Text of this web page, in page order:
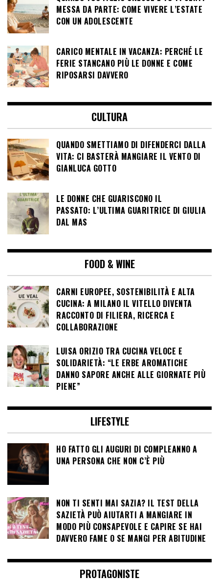
MESSA DA PARTE: COME VIVERE L’ESTATE
CON UN ADOLESCENTE
CARICO MENTALE IN VACANZA: PERCHÉ LE
FERIE STANCANO PIÙ LE DONNE E COME
RIPOSARSI DAVVERO
CULTURA
QUANDO SMETTIAMO DI DIFENDERCI DALLA
VITA: CI BASTERÀ MANGIARE IL VENTO DI
GIANLUCA GOTTO
LE DONNE CHE GUARISCONO IL
PASSATO: L’ULTIMA GUARITRICE DI GIULIA
DAL MAS
FOOD & WINE
CARNI EUROPEE, SOSTENIBILITÀ E ALTA
CUCINA: A MILANO IL VITELLO DIVENTA
RACCONTO DI FILIERA, RICERCA E
COLLABORAZIONE
LUISA ORIZIO TRA CUCINA VELOCE E
SOLIDARIETÀ: “LE ERBE AROMATICHE
DANNO SAPORE ANCHE ALLE GIORNATE PIÙ
PIENE”
LIFESTYLE
HO FATTO GLI AUGURI DI COMPLEANNO A
UNA PERSONA CHE NON C’È PIÙ
NON TI SENTI MAI SAZIA? IL TEST DELLA
SAZIETÀ PUÒ AIUTARTI A MANGIARE IN
MODO PIÙ CONSAPEVOLE E CAPIRE SE HAI
DAVVERO FAME O SE MANGI PER ABITUDINE
PROTAGONISTE